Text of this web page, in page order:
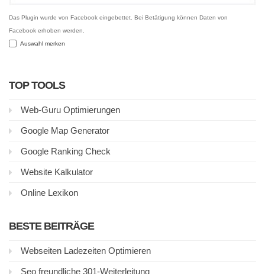
Das Plugin wurde von Facebook eingebettet. Bei Betätigung können Daten von
Facebook erhoben werden.
Auswahl merken
TOP TOOLS
Web-Guru Optimierungen
Google Map Generator
Google Ranking Check
Website Kalkulator
Online Lexikon
BESTE BEITRÄGE
Webseiten Ladezeiten Optimieren
Seo freundliche 301-Weiterleitung